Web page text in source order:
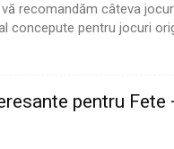
recomandăm câteva
concepute pentru jocuri
pentru Fete